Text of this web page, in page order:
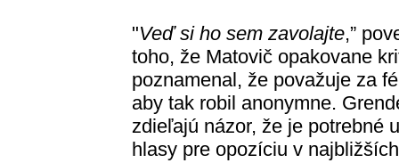
"Veď si ho sem zavolajte,”
toho, že Matovič opakovane
poznamenal, že považuje za
aby tak robil anonymne.
zdieľajú názor, že je potrebné
hlasy pre opozíciu v